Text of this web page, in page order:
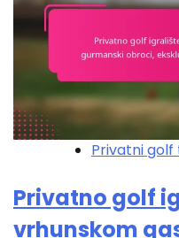
Privatni
Privatno golf
vrhunskom